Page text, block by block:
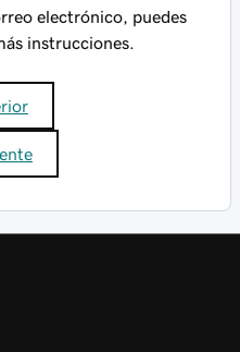
electrónico, puedes
instrucciones.